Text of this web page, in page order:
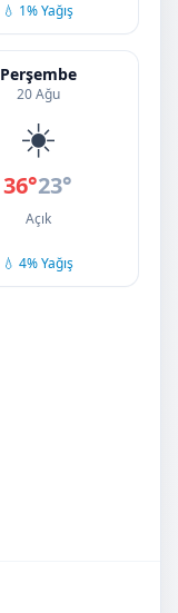
💧 1% Yağış
Perşembe
20 Ağu
☀️
36°23°
Açık
💧 4% Yağış